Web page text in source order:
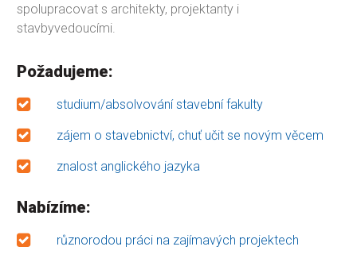
spolupracovat s architekty, projektanty i
stavbyvedoucími.
Požadujeme:
studium/absolvování stavební fakulty
zájem o stavebnictví, chuť učit se novým věcem
znalost anglického jazyka
Nabízíme:
různorodou práci na zajímavých projektech